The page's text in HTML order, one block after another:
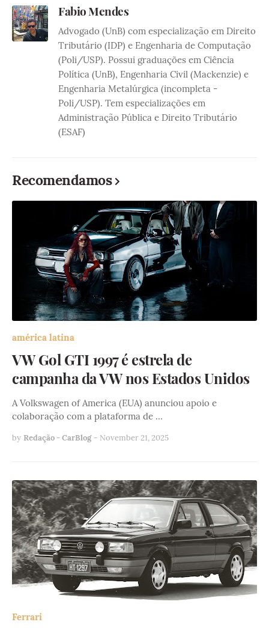
Fabio Mendes
Advogado (UnB) com especialização em Direito
Tributário (IDP) e Engenharia de Computação
(Poli/USP). Possui graduações em Ciência
Política (UnB), Engenharia Civil (Mackenzie) e
Engenharia Metalúrgica (incompleta -
Poli/USP). Tem especializações em
Administração Pública e Direito Tributário
(ESAF)
Recomendamos
américa latina
VW Gol GTI 1997 é estrela de
campanha da VW nos Estados Unidos
A Volkswagen of America (EUA) anunciou apoio e
colaboração com a plataforma de …
by Redação - CarBlog - November 21, 2025
Ferrari